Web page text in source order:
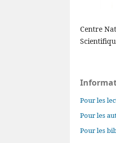
Centre
Pour les
Pour les
Pour les